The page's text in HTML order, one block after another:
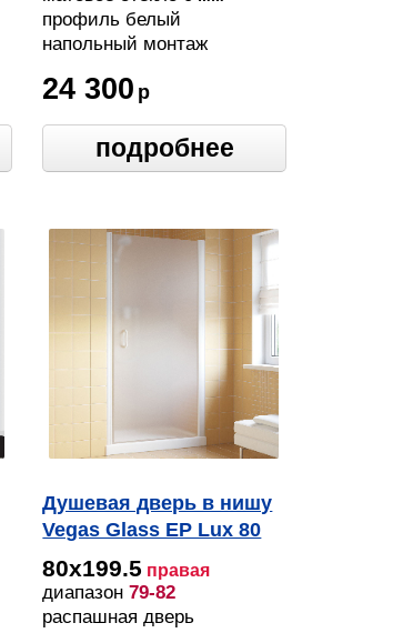
профиль белый
напольный монтаж
24 300 р
подробнее
Душевая дверь в нишу
Vegas Glass EP Lux 80
01 10 R профиль
белый, стекло сатин
80х199.5 правая
диапазон79-82
распашная дверь